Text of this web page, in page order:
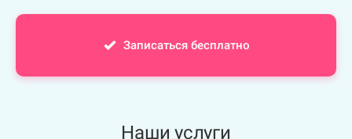
Записаться бесплатно
Наши услуги